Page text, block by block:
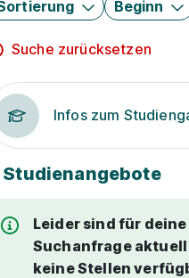
Beginn
Suche zurücksetzen
Infos zum
Studienangebote
Leider sind für deine
Suchanfrage aktuell
keine Stellen